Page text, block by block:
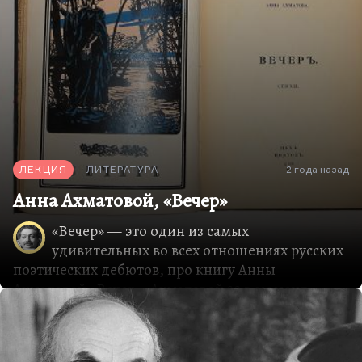
ЛЕКЦИЯ ЛИТЕРАТУРА 2 года назад
Анна Ахматовой, «Вечер»
«Вечер» — это один из самых
удивительных во всех отношениях русских
поэтических дебютов, про книгу Анны
Ахматовой «Вечер». Ахматовой 23 в момент
выхода книги, она уже сложившийся поэт. С
1909 года Гумилев считает ее настоящим
мастером, пишет ей в одном из писем:«Теперь я